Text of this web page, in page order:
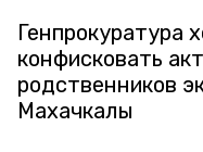
Генпрокуратура
конфисковать
родственников
Махачкалы